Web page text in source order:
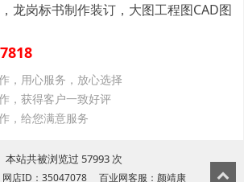
龙岗标书制作装订，大图工程图CAD图
，用心服务，放心选择
，获得客户一致好评
，给您满意服务
本站共被浏览过 57993 次
店ID：35047078 百业网客服：颜靖康